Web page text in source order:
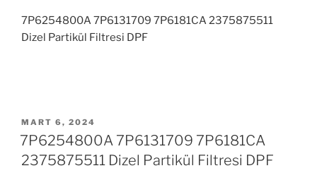
7P6254800A 7P6131709 7P6181CA 2375875511
Dizel Partikül Filtresi DPF
YAYIM
TARIHI
MART 6, 2024
7P6254800A 7P6131709 7P6181CA
2375875511 Dizel Partikül Filtresi DPF